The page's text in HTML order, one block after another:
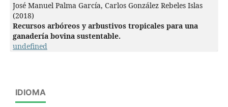
José Manuel Palma García, Carlos González Rebeles Islas
(2018)
Recursos arbóreos y arbustivos tropicales para una
ganadería bovina sustentable.
undefined
IDIOMA